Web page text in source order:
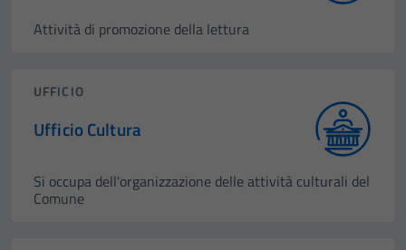
Attività di promozione della lettura
UFFICIO
Ufficio Cultura
Si occupa dell'organizzazione delle attività culturali del
Comune